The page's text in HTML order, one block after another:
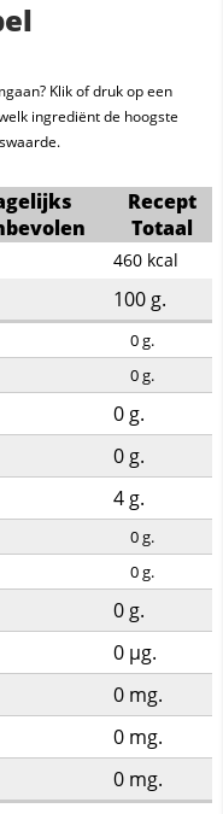
Klik of druk op een
ingrediënt de hoogste
Recept
Totaal
460 kcal
100g.
0g.
0g.
0g.
0g.
4g.
0g.
0g.
0g.
0 µg.
0 mg.
0 mg.
0 mg.